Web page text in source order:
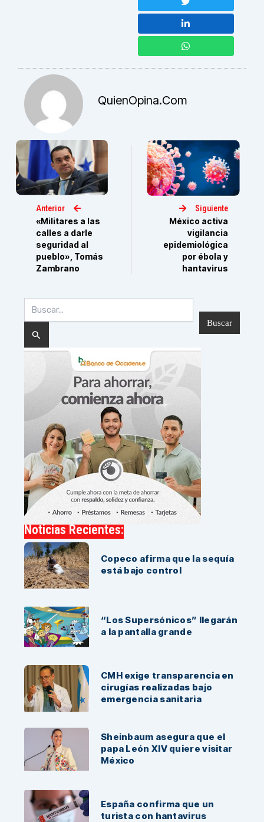
QuienOpina.com
Anterior
«Militares a las
calles a darle
seguridad al
pueblo», Tomás
Zambrano
Siguiente
México activa
vigilancia
epidemiológica
por ébola y
hantavirus
por:
Noticias Recientes:
Copeco afirma que la sequía
está bajo control
“Los Supersónicos” llegarán
a la pantalla grande
CMH exige transparencia en
cirugías realizadas bajo
emergencia sanitaria
Sheinbaum asegura que el
papa León XIV quiere visitar
México
España confirma que un
turista con hantavirus